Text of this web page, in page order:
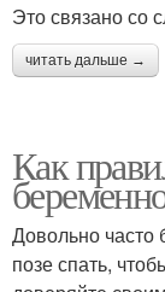
Это связано со
читать дальше →
Как
Довольно часто
позе спать,